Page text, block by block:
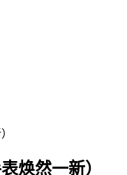
焕然一新）